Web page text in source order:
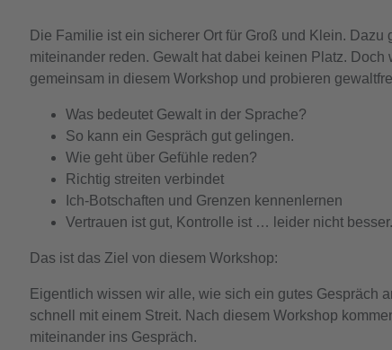
Die Familie ist ein sicherer Ort für Groß und Klein.
miteinander reden. Gewalt hat dabei keinen Platz.
gemeinsam in diesem Workshop und probieren
Was bedeutet Gewalt in der Sprache?
So kann ein Gespräch gut gelingen.
Wie geht über Gefühle reden?
Richtig streiten verbindet
Ich-Botschaften und Grenzen kennenlernen
Vertrauen ist gut, Kontrolle ist … leider nicht besser.
Das ist das Ziel von diesem Workshop:
Eigentlich wissen wir alle, wie sich ein gutes Gespräch
schnell mit einem Streit. Nach diesem Workshop
miteinander ins Gespräch.